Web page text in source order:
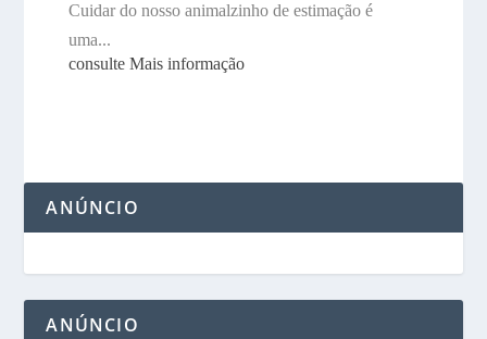
Cuidar do nosso animalzinho de estimação é
uma...
consulte Mais informação
ANÚNCIO
ANÚNCIO